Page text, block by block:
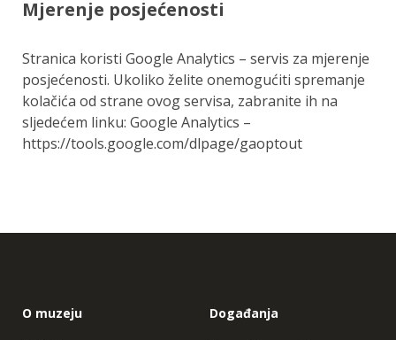
Mjerenje posjećenosti
Stranica koristi Google Analytics – servis za mjerenje
posjećenosti. Ukoliko želite onemogućiti spremanje
kolačića od strane ovog servisa, zabranite ih na
sljedećem linku: Google Analytics –
https://tools.google.com/dlpage/gaoptout
O muzeju Događanja